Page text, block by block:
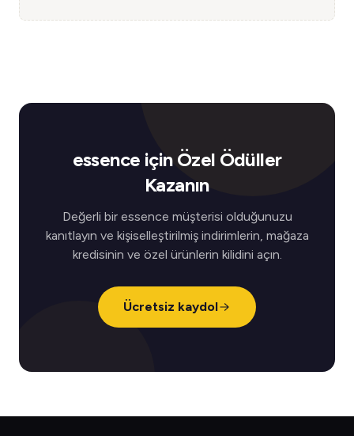
essence için Özel Ödüller
Kazanın
Değerli bir essence müşterisi olduğunuzu
kanıtlayın ve kişiselleştirilmiş indirimlerin, mağaza
kredisinin ve özel ürünlerin kilidini açın.
Ücretsiz kaydol